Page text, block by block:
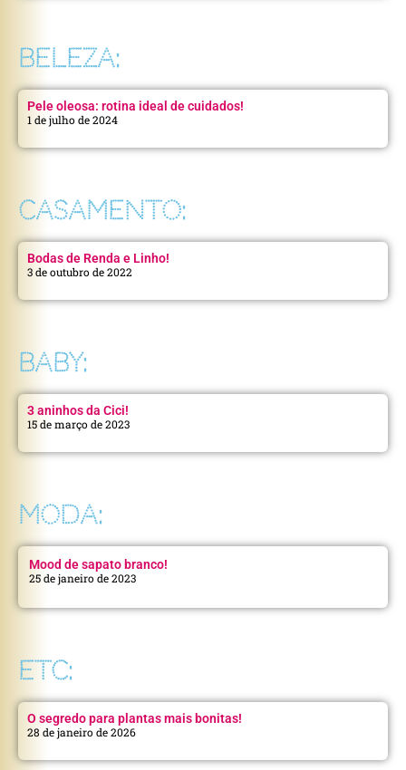
BELEZA:
Pele oleosa: rotina ideal de cuidados!
1 de julho de 2024
CASAMENTO:
Bodas de Renda e Linho!
3 de outubro de 2022
BABY:
3 aninhos da Cici!
15 de março de 2023
MODA:
Mood de sapato branco!
25 de janeiro de 2023
ETC:
O segredo para plantas mais bonitas!
28 de janeiro de 2026